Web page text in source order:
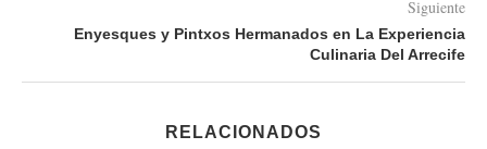
Siguiente
Enyesques y Pintxos Hermanados en La Experiencia
Culinaria Del Arrecife
RELACIONADOS